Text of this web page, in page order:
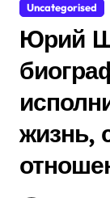
Uncategorised
Юрий
жизнь,